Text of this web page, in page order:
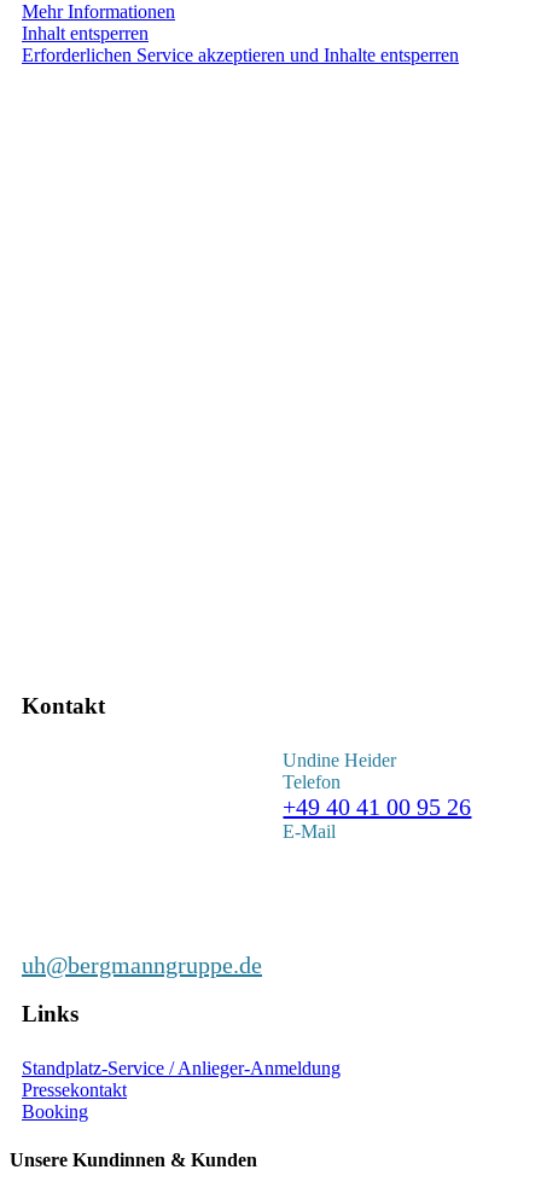
Mehr Informationen
Inhalt entsperren
Erforderlichen Service akzeptieren und Inhalte entsperren
Kontakt
Undine Heider
Telefon
+49 40 41 00 95 26
E-Mail
uh@bergmanngruppe.de
Links
Standplatz-Service / Anlieger-Anmeldung
Pressekontakt
Booking
Unsere Kundinnen & Kunden